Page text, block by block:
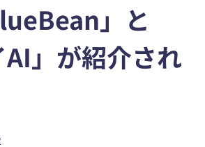
」と
AI」が紹介され